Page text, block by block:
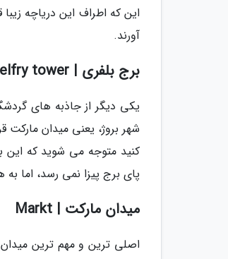
این که اطراف این دریاچه
آورند.
برج بلفری | Belfry tower
شهر بروژ، یعنی میدان
کنید متوجه می شوید که
پای برج پیزا نمی رسد، اما
میدان مارکت | Markt
اصلی ترین و مهم ترین